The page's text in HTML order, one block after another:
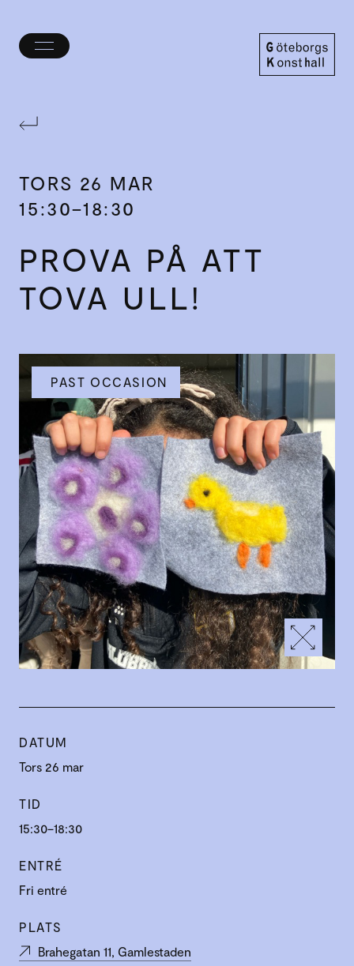
Öppna/stäng
TORS 26 MAR
15:30–18:30
PROVA PÅ ATT
TOVA ULL!
DATUM
Tors 26 mar
TID
15:30–18:30
ENTRÉ
Fri entré
PLATS
Brahegatan 11, Gamlestaden
PAST OCCASION